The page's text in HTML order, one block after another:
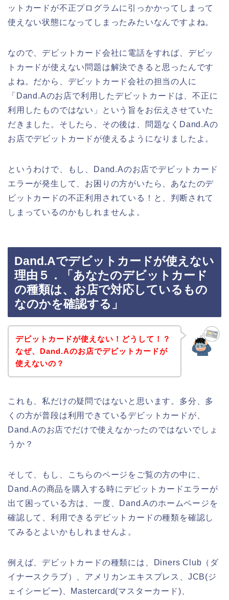
ットカードが不正プログラムに引っかかってしまって
使えない状態になってしまったみたいなんですよね。
なので、デビットカード会社に電話をすれば、デビッ
トカードが使えない問題は解決できると思ったんです
よね。だから、デビットカード会社の担当の人に
「Dand.Aのお店で利用したデビットカードは、不正に
利用したものではない」という旨をお伝えさせていた
だきました。そしたら、その後は、問題なくDand.Aの
お店でデビットカードが使えるようになりましたよ。
というわけで、もし、Dand.Aのお店でデビットカード
エラーが発生して、お困りの方がいたら、あなたのデ
ビットカードの不正利用されている！と、判断されて
しまっているのかもしれませんよ。
Dand.Aでデビットカードが使えない
理由５．「あなたのデビットカード
の種類は、お店で対応しているもの
なのかを確認する」
デビットカードが使えない！どうして！？
なぜ、Dand.Aのお店でデビットカードが
使えないの？
これも、私だけの疑問ではないと思います。多分、多
くの方が普段は利用できているデビットカードが、
Dand.Aのお店でだけで使えなかったのではないでしょ
うか？
そして、もし、こちらのページをご覧の方の中に、
Dand.Aの商品を購入する時にデビットカードエラーが
出て困っている方は、一度、Dand.Aのホームページを
確認して、利用できるデビットカードの種類を確認し
てみるとよいかもしれませんよ。
例えば、デビットカードの種類には、Diners Club（ダ
イナースクラブ）、アメリカンエキスプレス、JCB(ジ
ェイシービー)、Mastercard(マスターカード)、